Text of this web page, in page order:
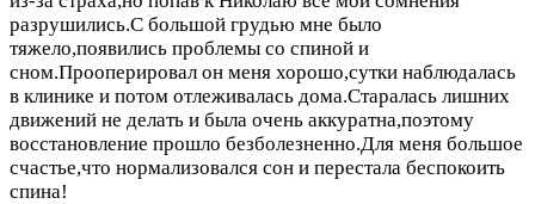
разрушились.С большой грудью мне было
тяжело,появились проблемы со спиной и
сном.Прооперировал он меня хорошо,сутки наблюдалась
в клинике и потом отлеживалась дома.Старалась лишних
движений не делать и была очень аккуратна,поэтому
восстановление прошло безболезненно.Для меня большое
счастье,что нормализовался сон и перестала беспокоить
спина!